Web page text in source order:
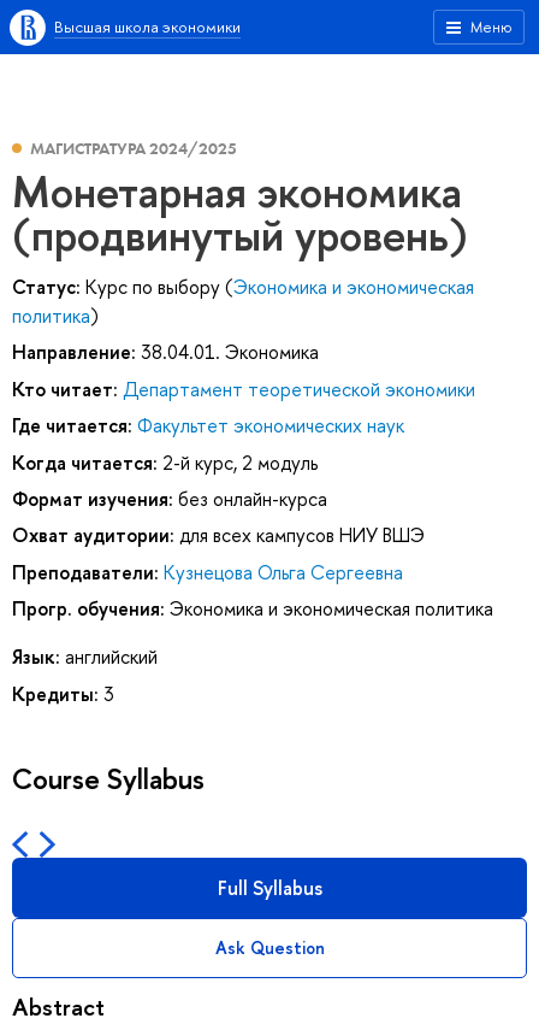
Меню
Высшая школа экономики
МАГИСТРАТУРА 2024/2025
Монетарная экономика
(продвинутый уровень)
Статус: Курс по выбору (Экономика и экономическая
политика)
Направление: 38.04.01. Экономика
Кто читает: Департамент теоретической экономики
Где читается: Факультет экономических наук
Когда читается: 2-й курс, 2 модуль
Формат изучения: без онлайн-курса
Охват аудитории: для всех кампусов НИУ ВШЭ
Преподаватели: Кузнецова Ольга Сергеевна
Прогр. обучения: Экономика и экономическая политика
Язык: английский
Кредиты: 3
Course Syllabus
Full Syllabus
Ask Question
Abstract